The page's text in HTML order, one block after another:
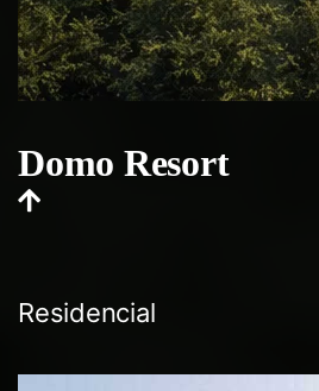
Domo Resort
Residencial